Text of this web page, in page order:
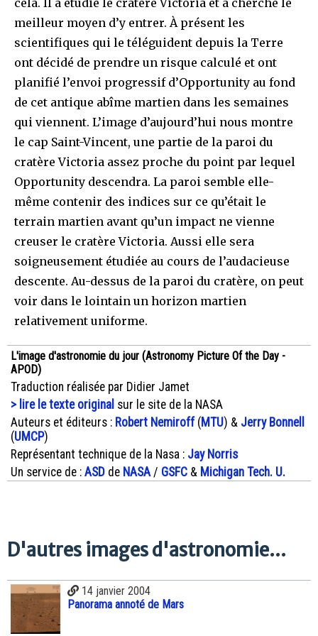
meilleur moyen d’y entrer. À présent les
scientifiques qui le téléguident depuis la Terre
ont décidé de prendre un risque calculé et ont
planifié l’envoi progressif d’Opportunity au fond
de cet antique abîme martien dans les semaines
qui viennent. L’image d’aujourd’hui nous montre
le cap Saint-Vincent, une partie de la paroi du
cratère Victoria assez proche du point par lequel
Opportunity descendra. La paroi semble elle-
même contenir des indices sur ce qu’était le
terrain martien avant qu’un impact ne vienne
creuser le cratère Victoria. Aussi elle sera
soigneusement étudiée au cours de l’audacieuse
descente. Au-dessus de la paroi du cratère, on peut
voir dans le lointain un horizon martien
relativement uniforme.
L'image d'astronomie du jour (Astronomy Picture Of the Day -
APOD)
Traduction réalisée par Didier Jamet
> lire le texte original sur le site de la NASA
Auteurs et éditeurs : Robert Nemiroff(MTU) & Jerry Bonnell
(UMCP)
Représentant technique de la Nasa : Jay Norris
Un service de : ASD de NASA / GSFC & Michigan Tech. U.
D'autres images d'astronomie...
14 janvier 2004
Panorama annoté de Mars